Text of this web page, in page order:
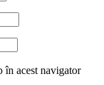
în acest navigator